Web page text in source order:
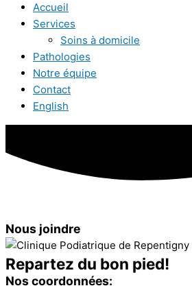
Accueil
Services
Soins à domicile
Pathologies
Notre équipe
Contact
English
Nous joindre
Repartez du bon pied!
Nos coordonnées: